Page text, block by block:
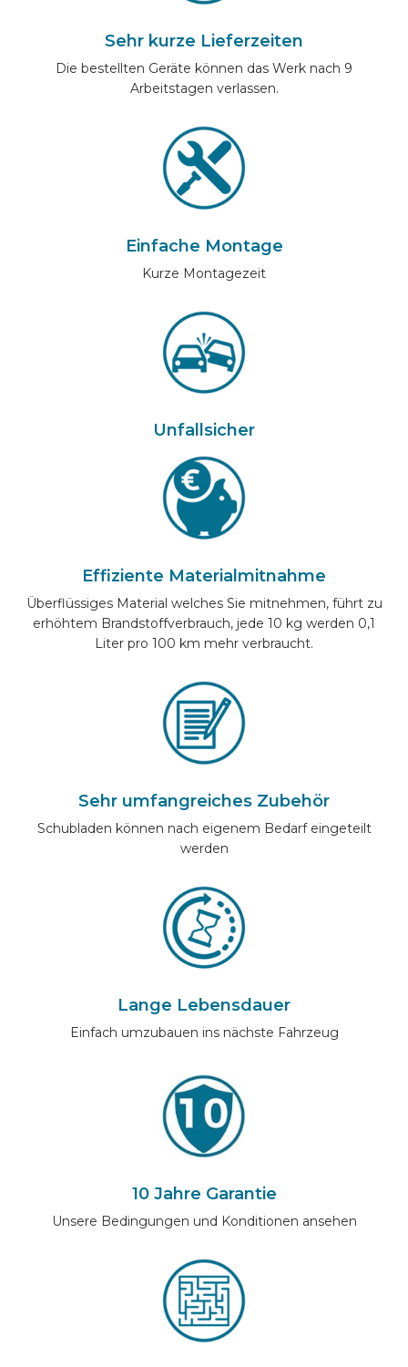
Sehr kurze Lieferzeiten
Die bestellten Geräte können das Werk nach 9
Arbeitstagen verlassen.
Einfache Montage
Kurze Montagezeit
Unfallsicher
Effiziente Materialmitnahme
Überflüssiges Material welches Sie mitnehmen, führt zu
erhöhtem Brandstoffverbrauch, jede 10 kg werden 0,1
Liter pro 100 km mehr verbraucht.
Sehr umfangreiches Zubehör
Schubladen können nach eigenem Bedarf eingeteilt
werden
Lange Lebensdauer
Einfach umzubauen ins nächste Fahrzeug
10 Jahre Garantie
Unsere Bedingungen und Konditionen ansehen